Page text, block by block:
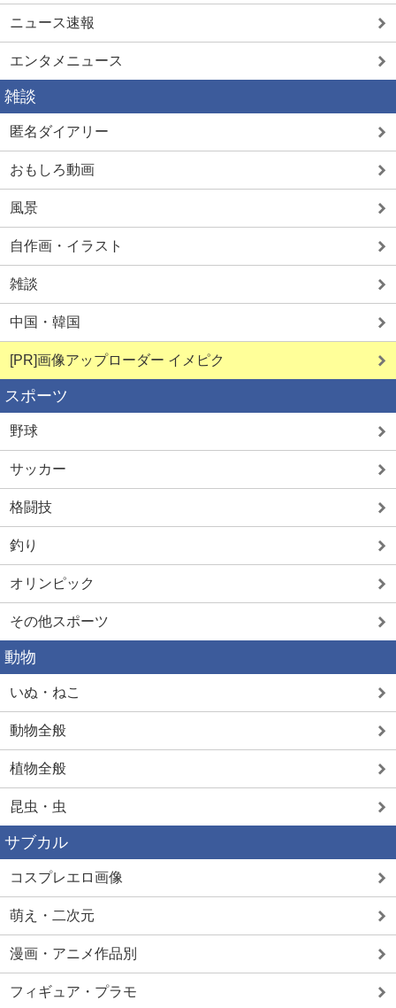
ニュース速報
エンタメニュース
雑談
匿名ダイアリー
おもしろ動画
風景
自作画・イラスト
雑談
中国・韓国
[PR]画像アップローダー イメピク
スポーツ
野球
サッカー
格闘技
釣り
オリンピック
その他スポーツ
動物
いぬ・ねこ
動物全般
植物全般
昆虫・虫
サブカル
コスプレエロ画像
萌え・二次元
漫画・アニメ作品別
フィギュア・プラモ